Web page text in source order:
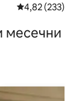
Просечна
4,82 (233)
месечни